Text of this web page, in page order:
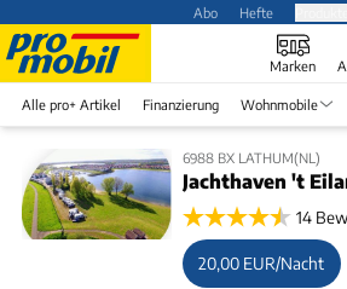
Abo Hefte
Marken
Alle pro+ Artikel Finanzierung Wohnmobile
6988 BX LATHUM(NL)
Jachthaven 't
14
20,00 EUR/Nacht